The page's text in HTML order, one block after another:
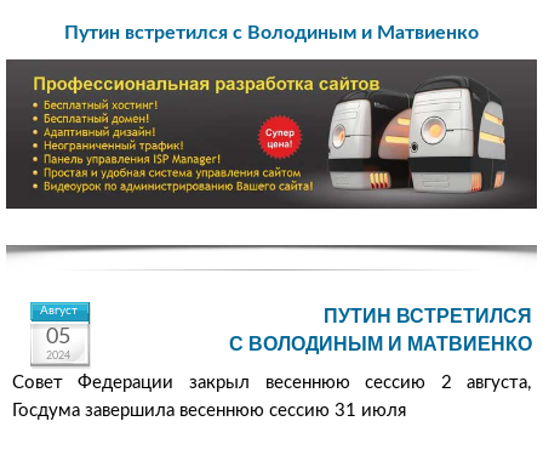
Путин встретился с Володиным и Матвиенко
Август
05
2024
ПУТИН ВСТРЕТИЛСЯ
С ВОЛОДИНЫМ И МАТВИЕНКО
Совет Федерации закрыл весеннюю сессию 2 августа,
Госдума завершила весеннюю сессию 31 июля